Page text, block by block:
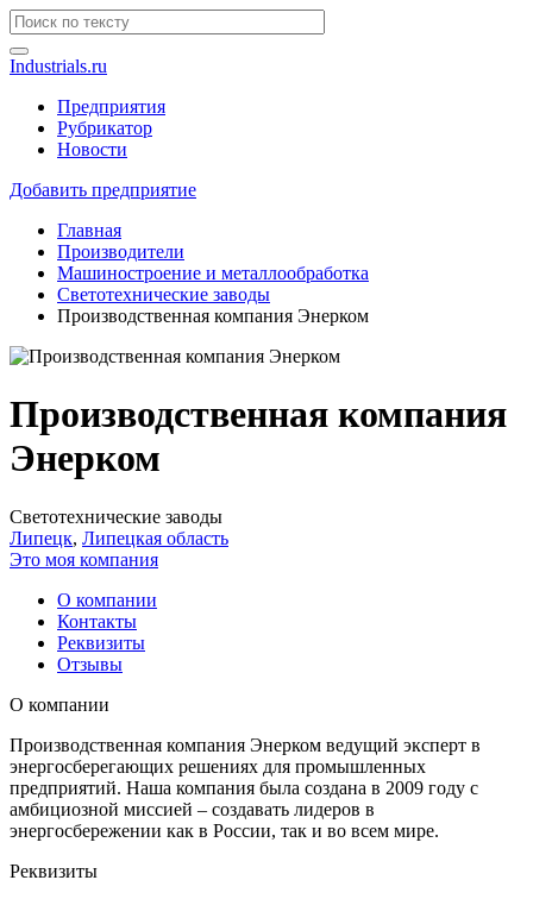
Industrials.ru
Предприятия
Рубрикатор
Новости
Добавить предприятие
Главная
Производители
Машиностроение и металлообработка
Светотехнические заводы
Производственная компания Энерком
Производственная компания
Энерком
Светотехнические заводы
Липецк, Липецкая область
Это моя компания
О компании
Контакты
Реквизиты
Отзывы
О компании
Производственная компания Энерком ведущий эксперт в
энергосберегающих решениях для промышленных
предприятий. Наша компания была создана в 2009 году с
амбициозной миссией – создавать лидеров в
энергосбережении как в России, так и во всем мире.
Реквизиты